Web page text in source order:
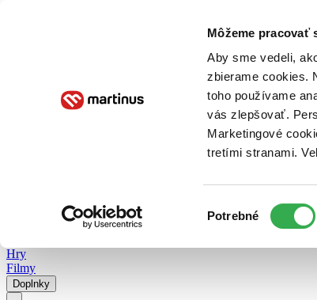
Môžeme pracovať
Aby sme vedeli,
zbierame cookies.
toho používame
vás zlepšovať.
Marketingové
tretími stranami.
súhlasu
Potrebné
Poukážky
Hry
Filmy
Doplnky